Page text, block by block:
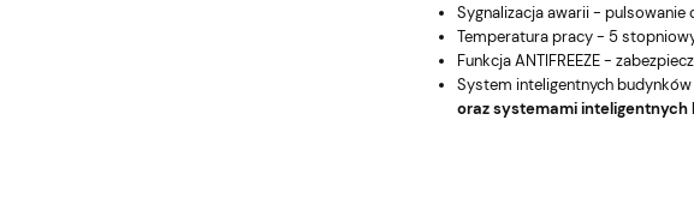
Sygnalizacja awarii - pulsowanie
Temperatura pracy - 5
Funkcja ANTIFREEZE -
System inteligentnych
oraz systemami inteligentnych